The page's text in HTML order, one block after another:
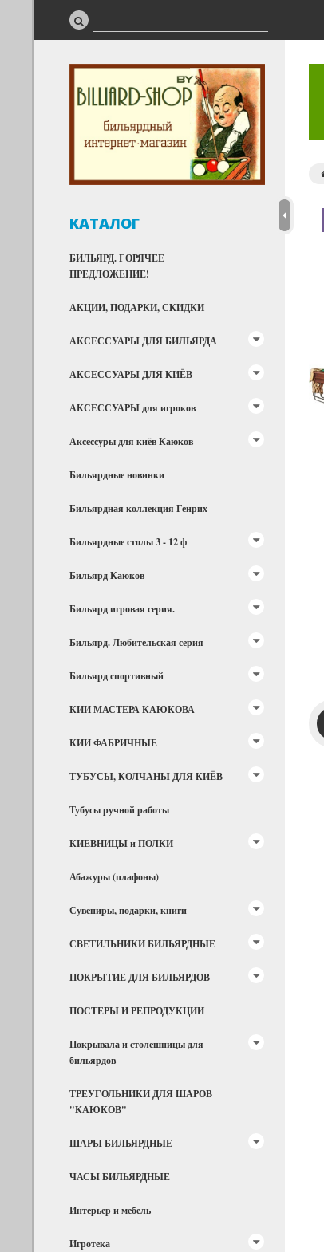
КАТАЛОГ
БИЛЬЯРД. ГОРЯЧЕЕ
ПРЕДЛОЖЕНИЕ!
АКЦИИ, ПОДАРКИ, СКИДКИ
АКСЕССУАРЫ ДЛЯ БИЛЬЯРДА
АКСЕССУАРЫ ДЛЯ КИЁВ
АКСЕССУАРЫ для игроков
Аксессуры для киёв Каюков
Бильярдные новинки
Бильярдная коллекция Генрих
Бильярдные столы 3 - 12 ф
Бильярд Каюков
Бильярд игровая серия.
Бильярд. Любительская серия
Бильярд спортивный
КИИ МАСТЕРА КАЮКОВА
КИИ ФАБРИЧНЫЕ
ТУБУСЫ, КОЛЧАНЫ ДЛЯ КИЁВ
Тубусы ручной работы
КИЕВНИЦЫ и ПОЛКИ
Абажуры (плафоны)
Сувениры, подарки, книги
СВЕТИЛЬНИКИ БИЛЬЯРДНЫЕ
ПОКРЫТИЕ ДЛЯ БИЛЬЯРДОВ
ПОСТЕРЫ И РЕПРОДУКЦИИ
Покрывала и столешницы для
бильярдов
ТРЕУГОЛЬНИКИ ДЛЯ ШАРОВ
"КАЮКОВ"
ШАРЫ БИЛЬЯРДНЫЕ
ЧАСЫ БИЛЬЯРДНЫЕ
Интерьер и мебель
Игротека